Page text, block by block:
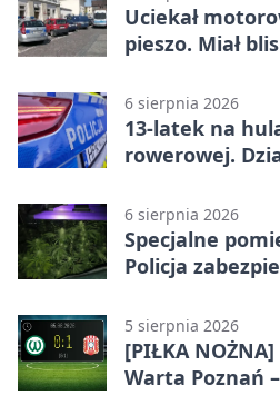
Uciekał
pieszo. Miał
6 sierpnia 2026
13-latek na
rowerowej.
6 sierpnia 2026
Specjalne
Policja
5 sierpnia 2026
[PIŁKA
Warta Poznań